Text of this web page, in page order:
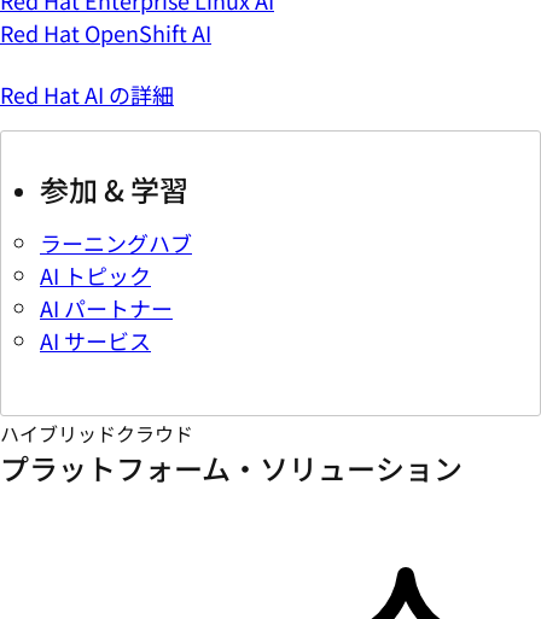
Red Hat OpenShift AI
Red Hat AI の詳細
参加 & 学習
ラーニングハブ
AI トピック
AI パートナー
AI サービス
ハイブリッドクラウド
プラットフォーム・ソリューション